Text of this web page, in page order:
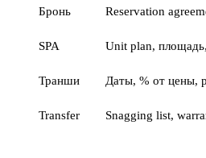
Бронь Reservation
SPA Unit plan,
Транши Даты, % от цены,
Transfer Snagging list,